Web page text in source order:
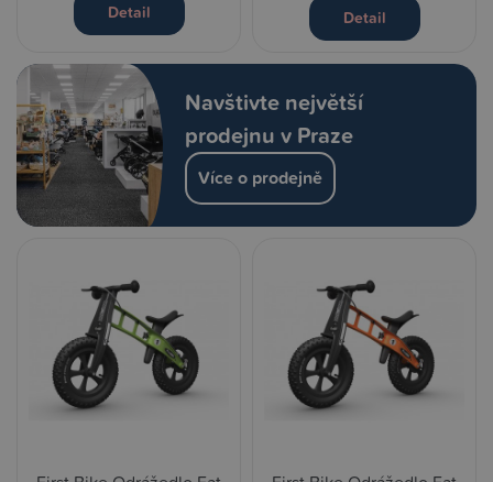
Navštivte největší
prodejnu v Praze
Více o prodejně
Detail Detail